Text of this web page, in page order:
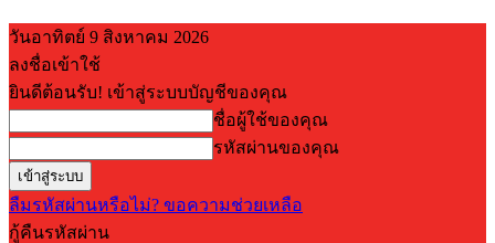
วันอาทิตย์ 9 สิงหาคม 2026
ลงชื่อเข้าใช้
ยินดีต้อนรับ! เข้าสู่ระบบบัญชีของคุณ
ชื่อผู้ใช้ของคุณ
รหัสผ่านของคุณ
ลืมรหัสผ่านหรือไม่? ขอความช่วยเหลือ
กู้คืนรหัสผ่าน